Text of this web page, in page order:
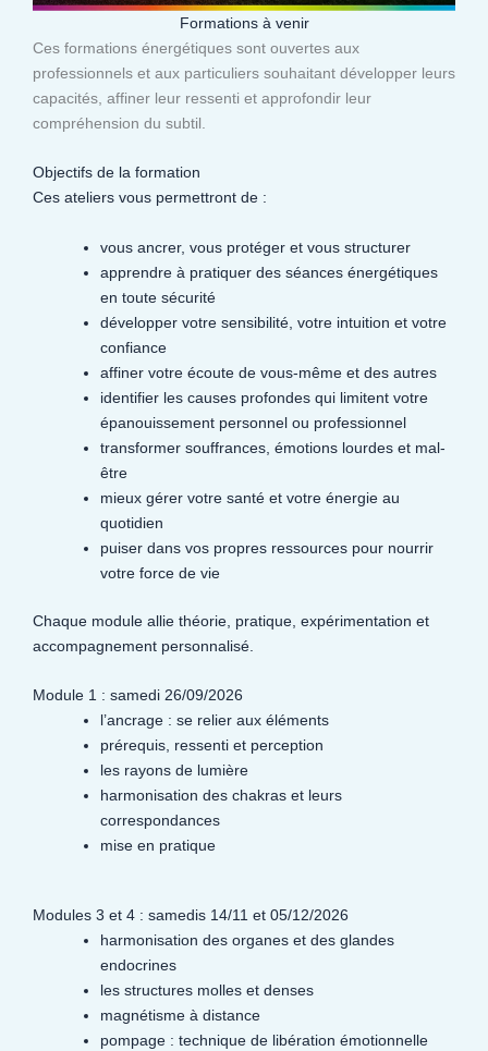
Formations à venir
Ces formations énergétiques sont ouvertes aux
professionnels et aux particuliers souhaitant développer leurs
capacités, affiner leur ressenti et approfondir leur
compréhension du subtil.​
Objectifs de la formation
Ces ateliers vous permettront de :
vous ancrer, vous protéger et vous structurer
apprendre à pratiquer des séances énergétiques
en toute sécurité
développer votre sensibilité, votre intuition et votre
confiance
affiner votre écoute de vous-même et des autres
identifier les causes profondes qui limitent votre
épanouissement personnel ou professionnel
transformer souffrances, émotions lourdes et mal-
être
mieux gérer votre santé et votre énergie au
quotidien
puiser dans vos propres ressources pour nourrir
votre force de vie
Chaque module allie théorie, pratique, expérimentation et
accompagnement personnalisé.
Module 1 : samedi 26/09/2026
l’ancrage : se relier aux éléments
prérequis, ressenti et perception
les rayons de lumière
harmonisation des chakras et leurs
correspondances
mise en pratique
Modules 3 et 4 : samedis 14/11 et 05/12/2026
harmonisation des organes et des glandes
endocrines
les structures molles et denses
magnétisme à distance
pompage : technique de libération émotionnelle